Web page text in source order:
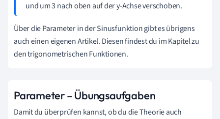
und um 3 nach oben auf der y-Achse verschoben.
Über die Parameter in der Sinusfunktion gibt es übrigens
auch einen eigenen Artikel. Diesen findest du im Kapitel zu
den trigonometrischen Funktionen.
Parameter – Übungsaufgaben
Damit du überprüfen kannst, ob du die Theorie auch